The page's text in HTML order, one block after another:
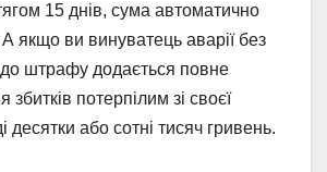
15 днів, сума автоматично
якщо ви винуватець аварії без
до штрафу додається повне
збитків потерпілим зі своєї
десятки або сотні тисяч гривень.